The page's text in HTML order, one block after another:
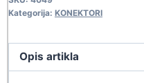
4049
Kategorija: KONEKTORI
Opis artikla